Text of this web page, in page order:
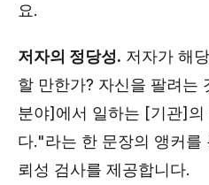
요.
저자의 정당성. 저자가 해
할 만한가? 자신을 팔려는
분야]에서 일하는 [기관]의
다."라는 한 문장의 앵커를
뢰성 검사를 제공합니다.